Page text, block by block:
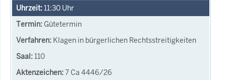
11:30 Uhr
Gütetermin
Klagen in bürgerlichen Rechtsstreitigkeiten
110
7 Ca 4446/26